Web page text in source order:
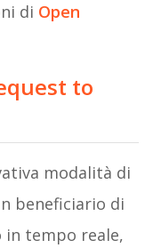
di Open
to
modalità di
beneficiario di
in tempo reale,